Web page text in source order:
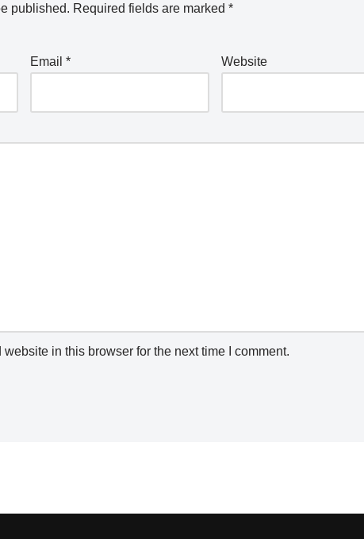
published. Required fields are marked *
Email * Website
in this browser for the next time I comment.